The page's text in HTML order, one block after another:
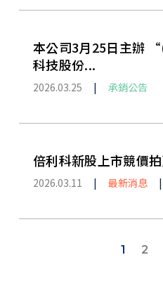
本公司3月25日主辦
科技股份...
2026.03.25 | 承銷公告
倍利科新股上市競價
2026.03.11 | 最新消息 |
1 2